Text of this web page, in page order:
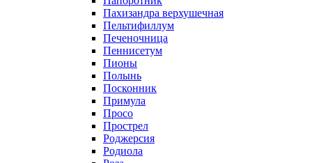
Пахизандра верхушечная
Пельтифиллум
Печеночница
Пеннисетум
Пионы
Полынь
Посконник
Примула
Просо
Прострел
Роджерсия
Родиола